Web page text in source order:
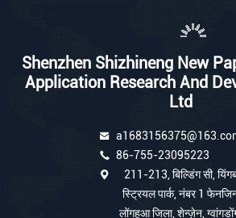
Shenzhen Shizhineng New
Application Research And
Ltd
86-755-23095223
211-213, बिल्डिंग सी,
स्ट्रियल पार्क, नंबर 1
लोंगहुआ जिला, शेन्ज़ेन,